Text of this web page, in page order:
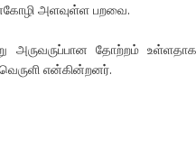
அளவுள்ள பறவை.
தோற்றம் உள்ளதாகக்
என்கின்றனர்.